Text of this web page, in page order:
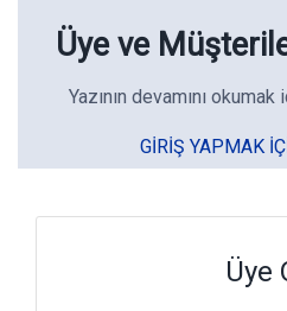
Üye ve
Yazının devamını
GIRIŞ YAPMAK
Üye